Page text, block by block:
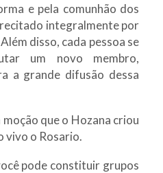
e pela comunhão dos
integralmente por
disso, cada pessoa se
um novo membro,
a grande difusão dessa
que o Hozana criou
vivo o Rosario.
pode constituir grupos